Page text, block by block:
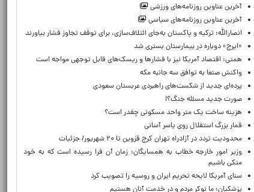
آخرین عناوین روزنامه‌های ورزشی
آخرین عناوین روزنامه‌های سیاسی
انصارالله: ترکیه و پاکستان به‌جای ائتلاف‌سازی، برای توقف تجاوز فشار بیاورند
«ایرج» دوباره در بیمارستان بستری شد
همتی: اقتصاد آمریکا نیز با فشارها و ریسک‌های قابل توجهی مواجه است
واکنش صنعا به توافق سه جانبه مکه
پرده‌ای جدید از شکست‌های راهبردی عربستان سعودی
صورت جدید مسئله جنگ؟!
هزینه ساخت یک متر واحد مسکونی چقدر است؟
قمار بزرگ استقلال روی یاسر آسانی
محدودیت تردد در آزادراه تهران کرج قزوین تا ۲۰ شهریور/ جزئیات
وزیر امور خارجه خطاب به همسایگان: زمان آن فرا رسیده است که به خود
متکی باشیم
سنای آمریکا لایحه تحریم ایران و روسیه را تصویب کرد
پزشکیان: ما نوکر مردم و در خدمت آنان هستیم